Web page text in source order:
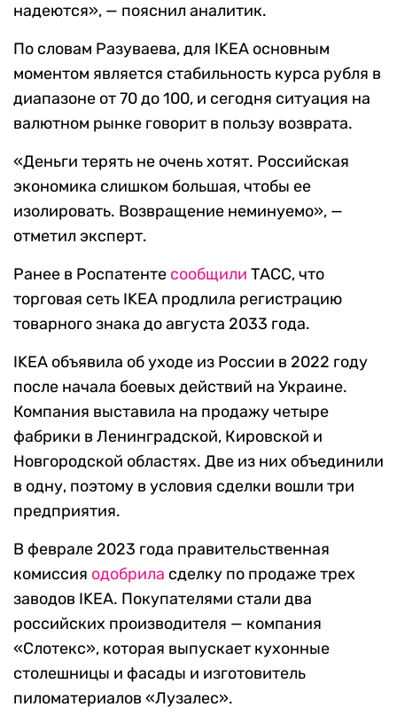
надеются», — пояснил аналитик.
По словам Разуваева, для IKEA основным
моментом является стабильность курса рубля в
диапазоне от 70 до 100, и сегодня ситуация на
валютном рынке говорит в пользу возврата.
«Деньги терять не очень хотят. Российская
экономика слишком большая, чтобы ее
изолировать. Возвращение неминуемо», —
отметил эксперт.
Ранее в Роспатенте сообщили ТАСС, что
торговая сеть IKEA продлила регистрацию
товарного знака до августа 2033 года.
IKEA объявила об уходе из России в 2022 году
после начала боевых действий на Украине.
Компания выставила на продажу четыре
фабрики в Ленинградской, Кировской и
Новгородской областях. Две из них объединили
в одну, поэтому в условия сделки вошли три
предприятия.
В феврале 2023 года правительственная
комиссия одобрила сделку по продаже трех
заводов IKEA. Покупателями стали два
российских производителя — компания
«Слотекс», которая выпускает кухонные
столешницы и фасады и изготовитель
пиломатериалов «Лузалес».